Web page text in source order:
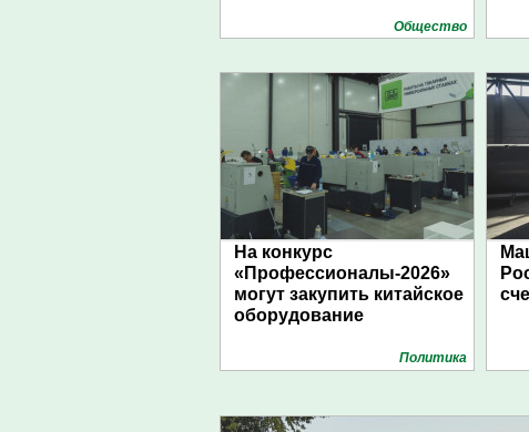
Общество
На конкурс
«Профессионалы-2026»
могут закупить китайское
оборудование
Политика